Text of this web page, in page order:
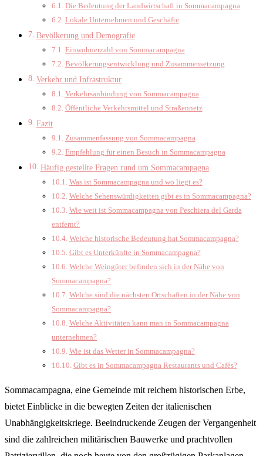
Die Bedeutung der Landwirtschaft in Sommacampagna
Lokale Unternehmen und Geschäfte
Bevölkerung und Demografie
Einwohnerzahl von Sommacampagna
Bevölkerungsentwicklung und Zusammensetzung
Verkehr und Infrastruktur
Verkehrsanbindung von Sommacampagna
Öffentliche Verkehrsmittel und Straßennetz
Fazit
Zusammenfassung von Sommacampagna
Empfehlung für einen Besuch in Sommacampagna
Häufig gestellte Fragen rund um Sommacampagna
Was ist Sommacampagna und wo liegt es?
Welche Sehenswürdigkeiten gibt es in Sommacampagna?
Wie weit ist Sommacampagna von Peschiera del Garda
entfernt?
Welche historische Bedeutung hat Sommacampagna?
Gibt es Unterkünfte in Sommacampagna?
Welche Weingüter befinden sich in der Nähe von
Sommacampagna?
Welche sind die nächsten Ortschaften in der Nähe von
Sommacampagna?
Welche Aktivitäten kann man in Sommacampagna
unternehmen?
Wie ist das Wetter in Sommacampagna?
Gibt es in Sommacampagna Restaurants und Cafés?
Sommacampagna, eine Gemeinde mit reichem historischen Erbe,
bietet Einblicke in die bewegten Zeiten der italienischen
Unabhängigkeitskriege. Beeindruckende Zeugen der Vergangenheit
sind die zahlreichen militärischen Bauwerke und prachtvollen